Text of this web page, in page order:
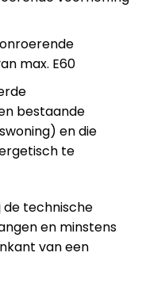
max. E60
bestaande
en die
te
de technische
en minstens
van een